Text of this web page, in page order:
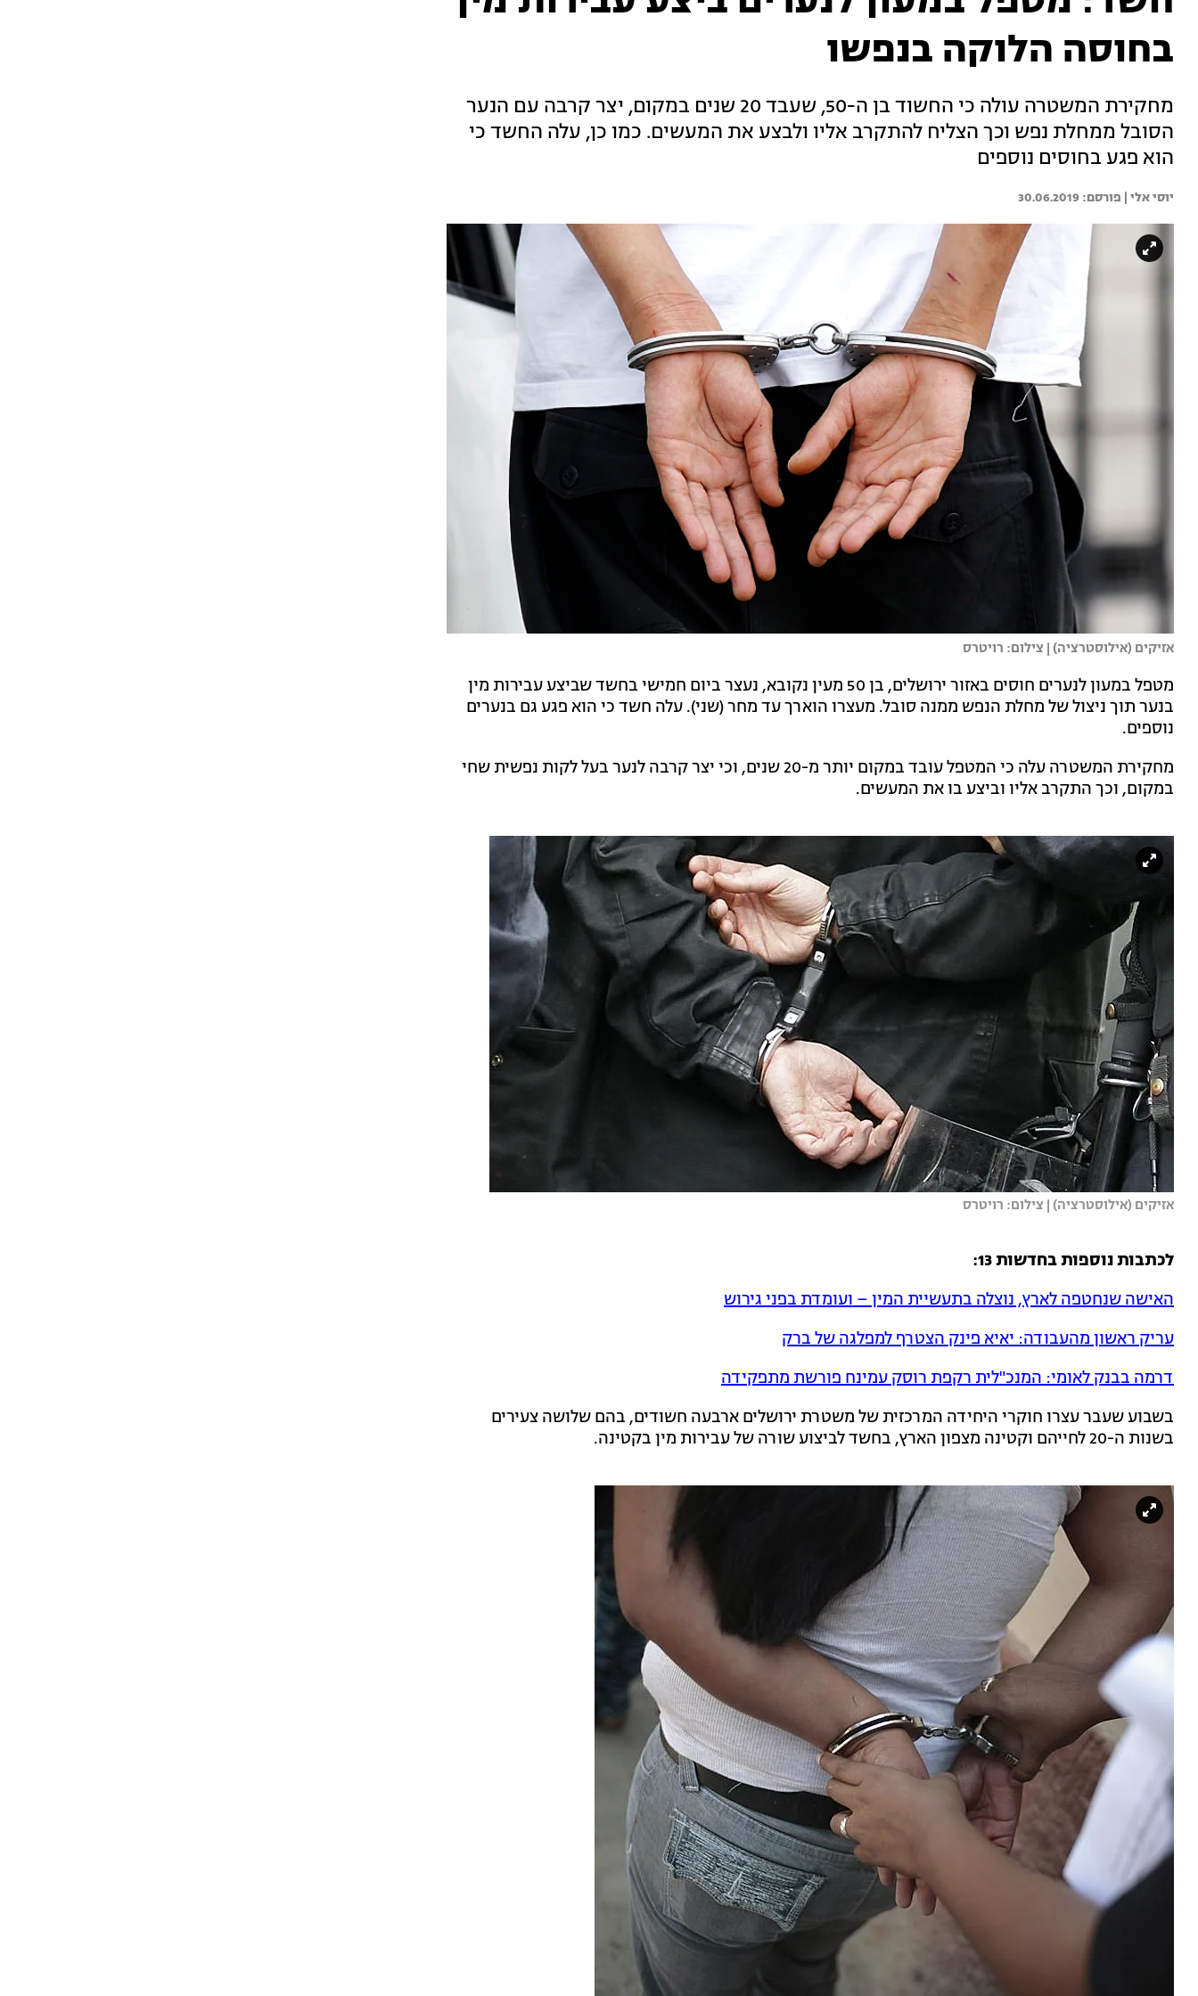
בחוסה הלוקה בנפשו
מחקירת המשטרה עולה כי החשוד בן ה-50, שעבד 20 שנים במקום, יצר קרבה עם הנער
הסובל ממחלת נפש וכך הצליח להתקרב אליו ולבצע את המעשים. כמו כן, עלה החשד כי
הוא פגע בחוסים נוספים
יוסי אלי | 30.06.2019
אזיקים (אילוסטרציה) | צילום: רויטרס
מטפל במעון לנערים חוסים באזור ירושלים, בן 50 מעין נקובא, נעצר ביום חמישי בחשד שביצע עבירות מין
בנער תוך ניצול של מחלת הנפש ממנה סובל. מעצרו הוארך עד מחר (שני). עלה חשד כי הוא פגע גם בנערים
נוספים.
מחקירת המשטרה עלה כי המטפל עובד במקום יותר מ-20 שנים, וכי יצר קרבה לנער בעל לקות נפשית שחי
במקום, וכך התקרב אליו וביצע בו את המעשים.
אזיקים (אילוסטרציה) | צילום: רויטרס
לכתבות נוספות בחדשות 13:
האישה שנחטפה לארץ, נוצלה בתעשיית המין – ועומדת בפני גירוש
עריק ראשון מהעבודה: יאיא פינק הצטרף למפלגה של ברק
דרמה בבנק לאומי: המנכ"לית רקפת רוסק עמינח פורשת מתפקידה
בשבוע שעבר עצרו חוקרי היחידה המרכזית של משטרת ירושלים ארבעה חשודים, בהם שלושה צעירים
בשנות ה-20 לחייהם וקטינה מצפון הארץ, בחשד לביצוע שורה של עבירות מין בקטינה.